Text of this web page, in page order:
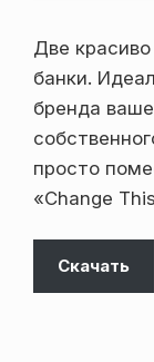
Две
банки.
бренда
просто
«Сhange
Скачать